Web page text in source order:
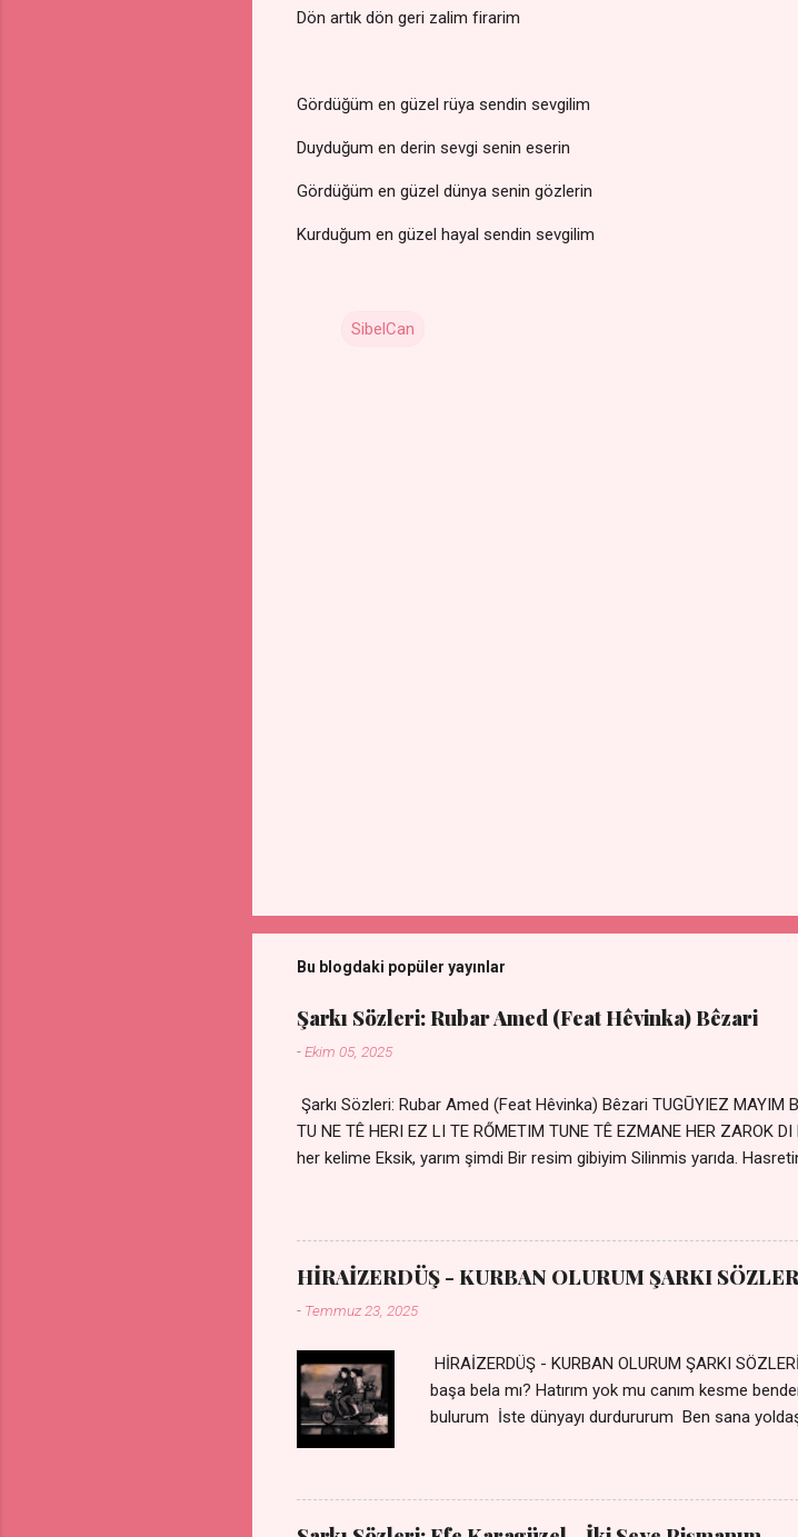
Dön artık dön geri zalim firarim
Gördüğüm en güzel rüya sendin sevgilim
Duyduğum en derin sevgi senin eserin
Gördüğüm en güzel dünya senin gözlerin
Kurduğum en güzel hayal sendin sevgilim
SibelCan
Bu blogdaki popüler yayınlar
Şarkı Sözleri: Rubar Amed (Feat Hêvinka) Bêzari
-Ekim 05, 2025
Şarkı Sözleri: Rubar Amed (Feat Hêvinka) Bêzari TUGŪYIEZ MAYIM
TU NE TÊ HERI EZ LI TE RŐMETIM TUNE TÊ EZMANE HER ZAROK
her kelime Eksik, yarım şimdi Bir resim gibiyim Silinmis yarıda.
durmuyor Tu yi bihare min Ez ji payizim Li dile şevên min Teng e
Uykusuz geceler Sensiz her sabahım Sessiz ve kederli
HİRAİZERDÜŞ - KURBAN OLURUM ŞARKI
- Temmuz 23, 2025
HİRAİZERDÜŞ - KURBAN OLURUM ŞARKI
başa bela mı? Hatırım yok mu canım kesme
bulurum İste dünyayı durdururum Ben sana
olurum Can canım cananım Yar gözlerin kara
sevdiğin almış Sen de bana varman mı? - Sen
durdururum Ben sana yoldaş olurum kurban